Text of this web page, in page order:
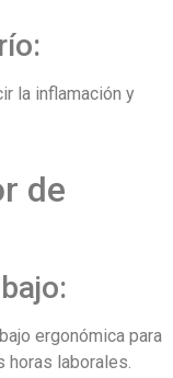
la inflamación y
de
ergonómica para
horas laborales.